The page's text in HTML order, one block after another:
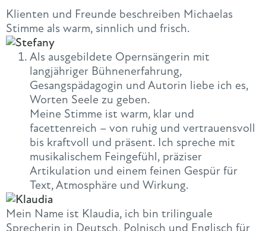
Klienten und Freunde beschreiben Michaelas
Stimme als warm, sinnlich und frisch.
Als ausgebildete Opernsängerin mit
langjähriger Bühnenerfahrung,
Gesangspädagogin und Autorin liebe ich es,
Worten Seele zu geben.
Meine Stimme ist warm, klar und
facettenreich – von ruhig und vertrauensvoll
bis kraftvoll und präsent. Ich spreche mit
musikalischem Feingefühl, präziser
Artikulation und einem feinen Gespür für
Text, Atmosphäre und Wirkung.
Mein Name ist Klaudia, ich bin trilinguale
Sprecherin in Deutsch, Polnisch und Englisch für